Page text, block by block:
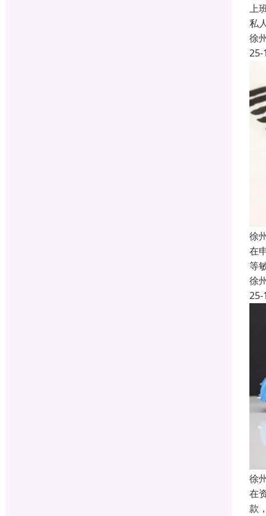
上
私
徐
25-
徐
在
等
徐
25-
徐
在
款